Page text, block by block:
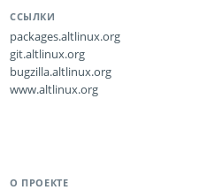
ССЫЛКИ
packages.altlinux.org
git.altlinux.org
bugzilla.altlinux.org
www.altlinux.org
О ПРОЕКТЕ